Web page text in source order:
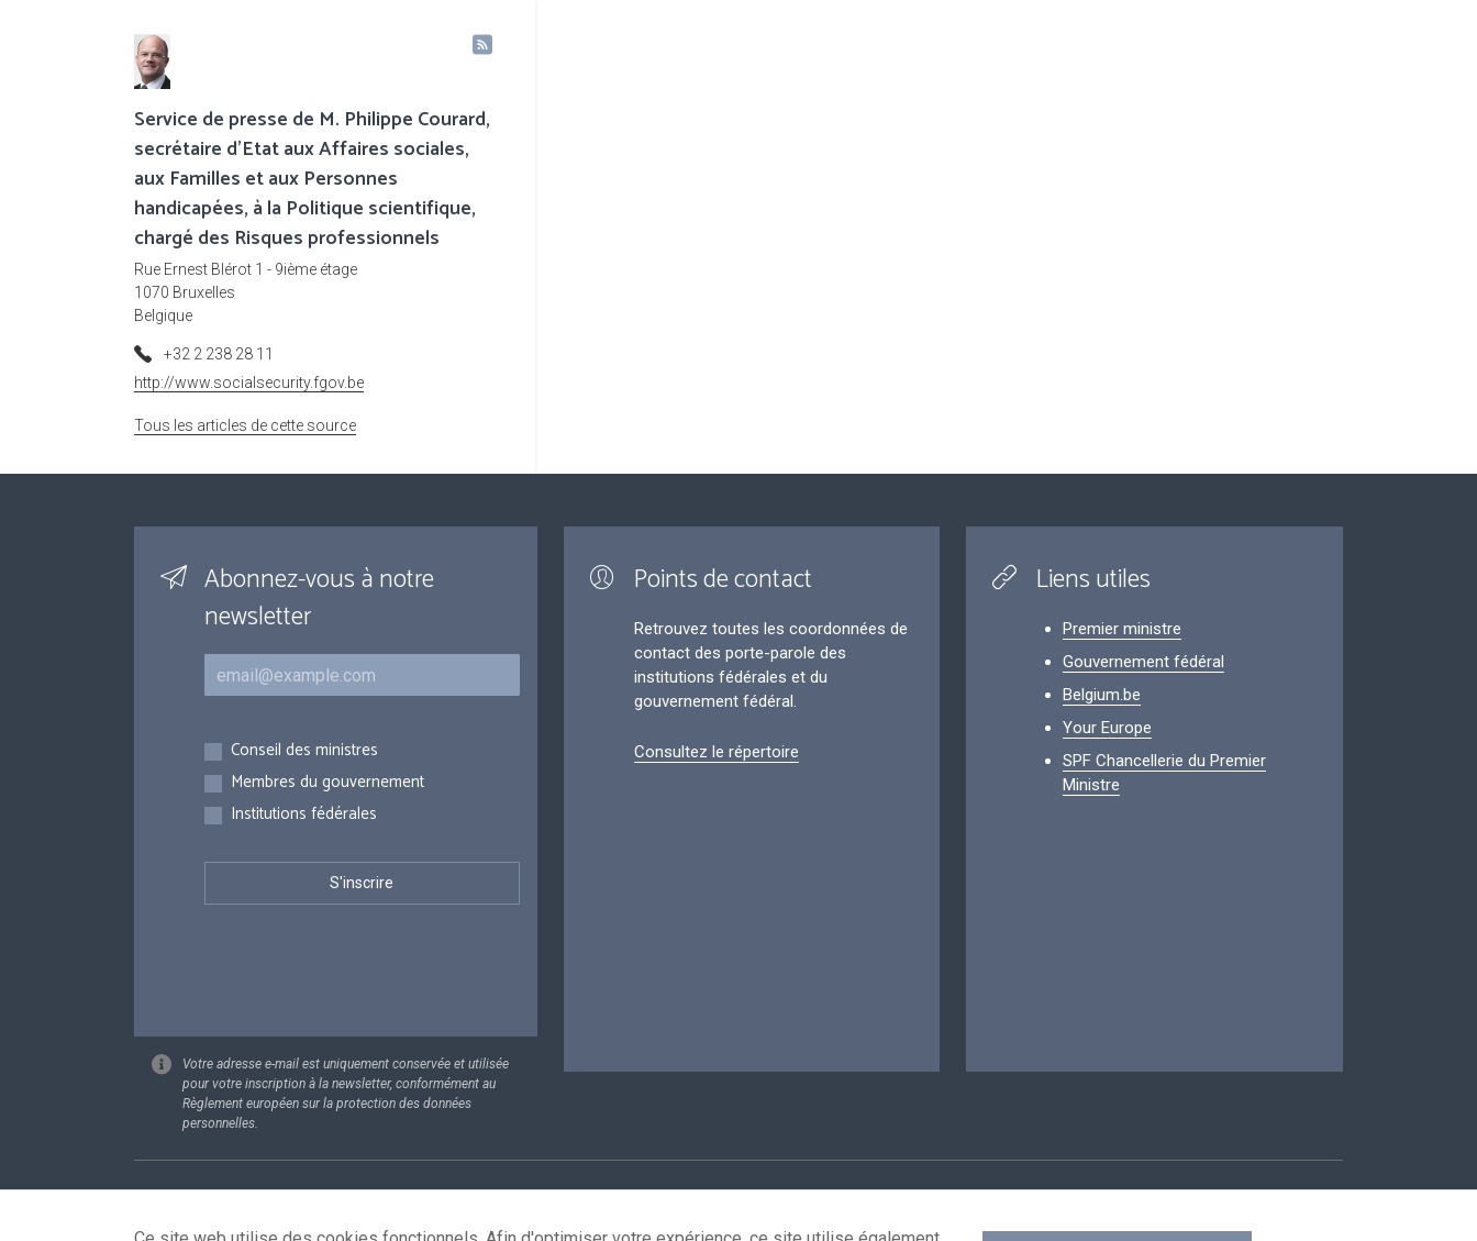
Service de presse de M. Philippe Courard,
secrétaire d'Etat aux Affaires sociales,
aux Familles et aux Personnes
handicapées, à la Politique scientifique,
chargé des Risques professionnels
Rue Ernest Blérot 1 - 9ième étage
1070 Bruxelles
Belgique
+32 2 238 28 11
http://www.socialsecurity.fgov.be
Tous les articles de cette source
Abonnez-vous à notre
newsletter
Courriel
Inscriptions
Conseil des ministres
Membres du gouvernement
Institutions fédérales
Votre adresse e-mail est uniquement conservée et utilisée
pour votre inscription à la newsletter, conformément au
Règlement européen sur la protection des données
personnelles.
Points de contact
Retrouvez toutes les coordonnées de
contact des porte-parole des
institutions fédérales et du
gouvernement fédéral.
Consultez le répertoire
Liens utiles
Premier ministre
Gouvernement fédéral
Belgium.be
Your Europe
SPF Chancellerie du Premier
Ministre